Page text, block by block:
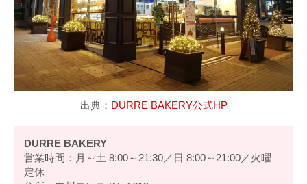
出典： DURRE BAKERY公式HP
DURRE BAKERY
営業時間：月～土 8:00～21:30／日 8:00～21:00／火曜
定休